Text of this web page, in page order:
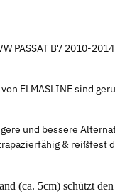
PASSAT B7 2010-
ELMASLINE sind
und bessere
& reißfest
(ca. 5cm) schützt